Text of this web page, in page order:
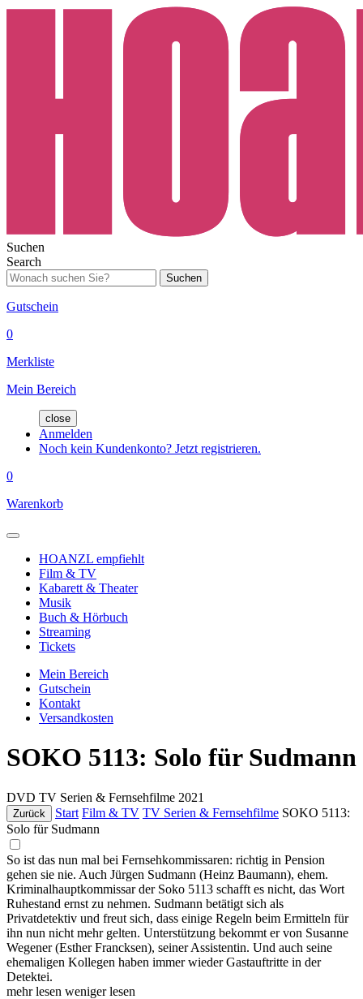
Suchen
Search
Suchen
Gutschein
0
Merkliste
Mein Bereich
close
Anmelden
Noch kein Kundenkonto? Jetzt registrieren.
0
Warenkorb
HOANZL empfiehlt
Film & TV
Kabarett & Theater
Musik
Buch & Hörbuch
Streaming
Tickets
Mein Bereich
Gutschein
Kontakt
Versandkosten
SOKO 5113: Solo für Sudmann
DVD TV Serien & Fernsehfilme 2021
Zurück Start Film & TV TV Serien & Fernsehfilme SOKO 5113:
Solo für Sudmann
So ist das nun mal bei Fernsehkommissaren: richtig in Pension
gehen sie nie. Auch Jürgen Sudmann (Heinz Baumann), ehem.
Kriminalhauptkommissar der Soko 5113 schafft es nicht, das Wort
Ruhestand ernst zu nehmen. Sudmann betätigt sich als
Privatdetektiv und freut sich, dass einige Regeln beim Ermitteln für
ihn nun nicht mehr gelten. Unterstützung bekommt er von Susanne
Wegener (Esther Francksen), seiner Assistentin. Und auch seine
ehemaligen Kollegen haben immer wieder Gastauftritte in der
Detektei.
mehr lesen weniger lesen